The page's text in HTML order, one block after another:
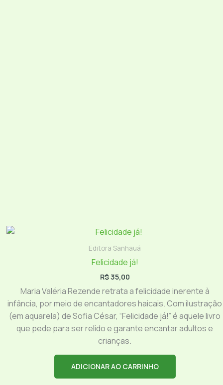
Editora Sanhauá
Felicidade já!
R$35,00
Maria Valéria Rezende retrata a felicidade inerente à
infância, por meio de encantadores haicais. Com ilustração
(em aquarela) de Sofia César, “Felicidade já!” é aquele livro
que pede para ser relido e garante encantar adultos e
crianças.
ADICIONAR AO CARRINHO